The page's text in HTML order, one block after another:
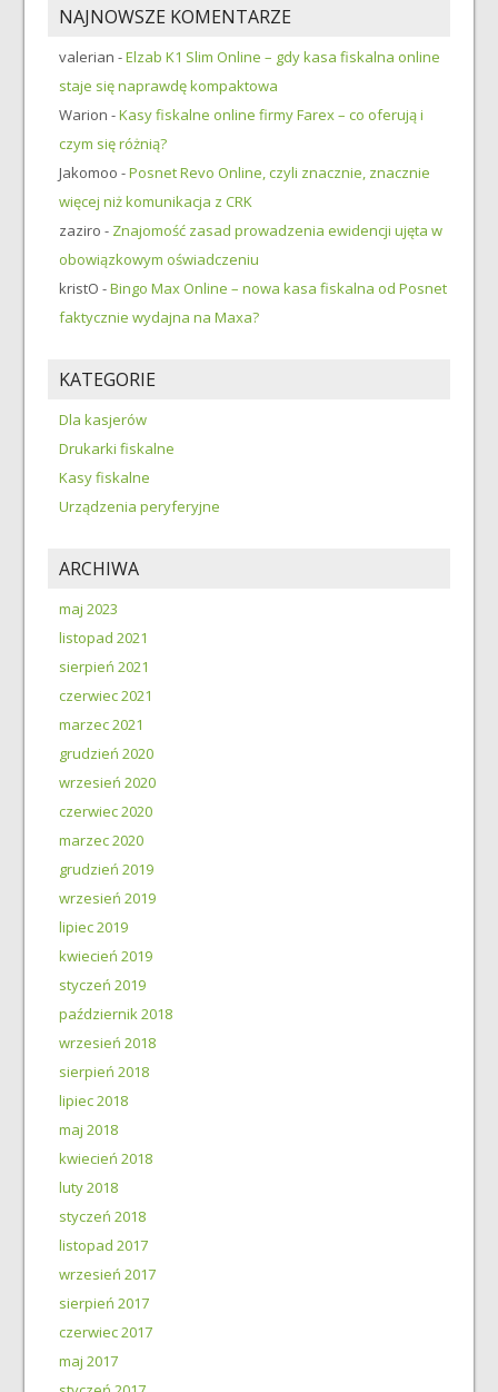
NAJNOWSZE KOMENTARZE
valerian -Elzab K1 Slim Online – gdy kasa fiskalna online
staje się naprawdę kompaktowa
Warion -Kasy fiskalne online firmy Farex – co oferują i
czym się różnią?
Jakomoo -Posnet Revo Online, czyli znacznie, znacznie
więcej niż komunikacja z CRK
zaziro - Znajomość zasad prowadzenia ewidencji ujęta w
obowiązkowym oświadczeniu
kristO -Bingo Max Online – nowa kasa fiskalna od Posnet
faktycznie wydajna na Maxa?
KATEGORIE
Dla kasjerów
Drukarki fiskalne
Kasy fiskalne
Urządzenia peryferyjne
ARCHIWA
maj 2023
listopad 2021
sierpień 2021
czerwiec 2021
marzec 2021
grudzień 2020
wrzesień 2020
czerwiec 2020
marzec 2020
grudzień 2019
wrzesień 2019
lipiec 2019
kwiecień 2019
styczeń 2019
październik 2018
wrzesień 2018
sierpień 2018
lipiec 2018
maj 2018
kwiecień 2018
luty 2018
styczeń 2018
listopad 2017
wrzesień 2017
sierpień 2017
czerwiec 2017
maj 2017